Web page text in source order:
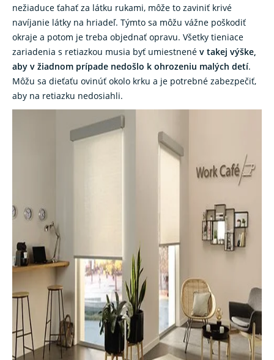
nežiaduce ťahať za látku rukami, môže to zaviniť krivé
navíjanie látky na hriadeľ. Týmto sa môžu vážne poškodiť
okraje a potom je treba objednať opravu. Všetky tieniace
zariadenia s retiazkou musia byť umiestnené v takej výške,
aby v žiadnom prípade nedošlo k ohrozeniu malých detí.
Môžu sa dieťaťu ovinúť okolo krku a je potrebné zabezpečiť,
aby na retiazku nedosiahli.